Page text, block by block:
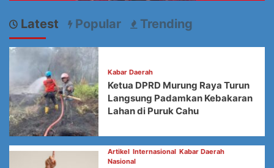
Latest Popular Trending
Kabar Daerah
Ketua DPRD Murung Raya Turun
Langsung Padamkan Kebakaran
Lahan di Puruk Cahu
Artikel Internasional Kabar Daerah
Nasional